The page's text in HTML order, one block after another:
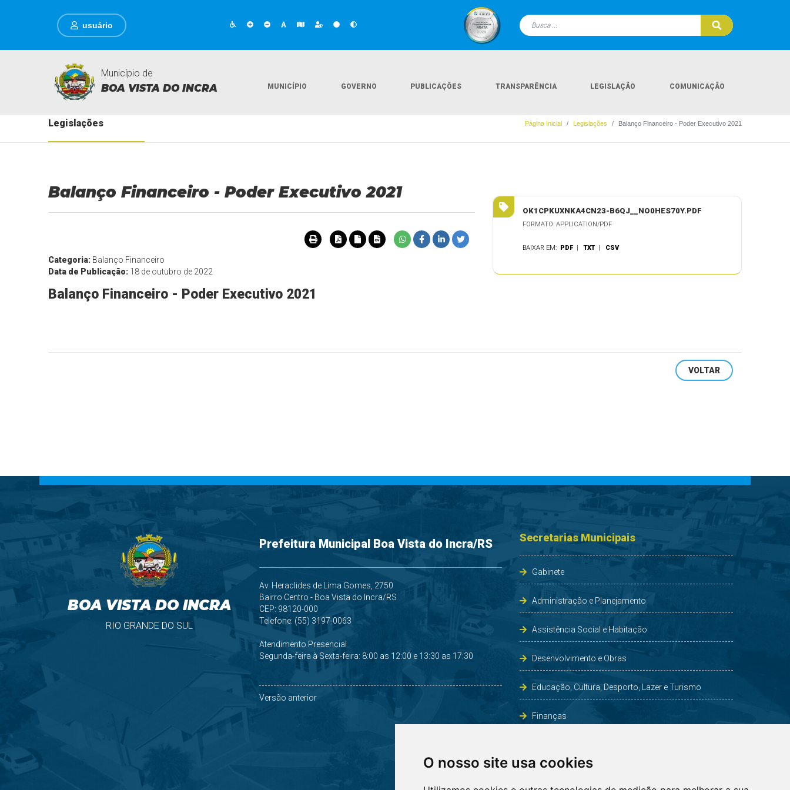
O nosso site usa cookies
usuário
Município de
BOA VISTA DO INCRA MUNICÍPIO GOVERNO PUBLICAÇÕES TRANSPARÊNCIA LEGISLAÇÃO COMUNICAÇÃO
Legislações Página Inicial Legislações Balanço Financeiro - Poder Executivo 2021
Balanço Financeiro - Poder Executivo 2021
Categoria: Balanço Financeiro
Data de Publicação: 18 de outubro de 2022
Balanço Financeiro - Poder Executivo 2021
OK1CPKUXNKA4CN23-B6QJ__NO0HES70Y.PDF
FORMATO: APPLICATION/PDF
BAIXAR EM: PDF |TXT | CSV
VOLTAR
BOA VISTA DO INCRA
RIO GRANDE DO SUL
Prefeitura Municipal Boa Vista do Incra/RS
Av. Heraclides de Lima Gomes, 2750
Bairro Centro - Boa Vista do Incra/RS
CEP: 98120-000
Telefone: (55) 3197-0063
Atendimento Presencial
Segunda-feira à Sexta-feira: 8:00 as 12:00 e 13:30 as 17:30
Versão anterior
Secretarias Municipais
Gabinete
Administração e Planejamento
Assistência Social e Habitação
Desenvolvimento e Obras
Educação, Cultura, Desporto, Lazer e Turismo
Finanças